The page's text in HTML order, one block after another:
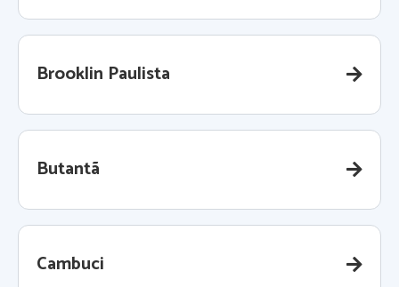
Brooklin Paulista
Butantã
Cambuci